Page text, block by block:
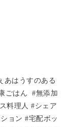
あはうすのある
ごはん #無添加
料理人 #シェア
ョン #宅配ボッ